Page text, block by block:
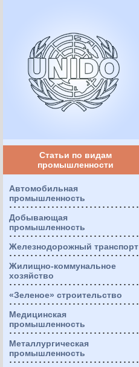
Статьи по видам
промышленности
Автомобильная
промышленность
Добывающая
промышленность
Железнодорожный транспорт
Жилищно-коммунальное
хозяйство
«Зеленое» строительство
Медицинская
промышленность
Металлургическая
промышленность